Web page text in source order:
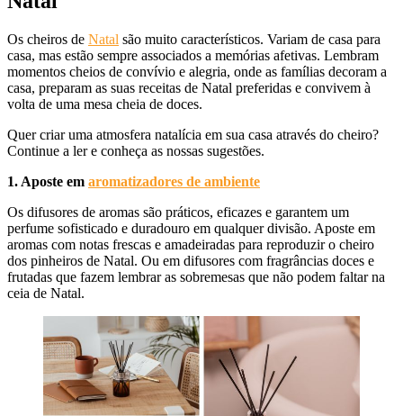
Os cheiros de Natal são muito característicos. Variam de casa para
casa, mas estão sempre associados a memórias afetivas. Lembram
momentos cheios de convívio e alegria, onde as famílias decoram a
casa, preparam as suas receitas de Natal preferidas e convivem à
volta de uma mesa cheia de doces.
Quer criar uma atmosfera natalícia em sua casa através do cheiro?
Continue a ler e conheça as nossas sugestões.
1. Aposte em aromatizadores de ambiente
Os difusores de aromas são práticos, eficazes e garantem um
perfume sofisticado e duradouro em qualquer divisão. Aposte em
aromas com notas frescas e amadeiradas para reproduzir o cheiro
dos pinheiros de Natal. Ou em difusores com fragrâncias doces e
frutadas que fazem lembrar as sobremesas que não podem faltar na
ceia de Natal.